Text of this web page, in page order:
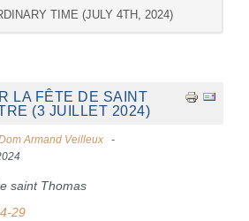
TIME (JULY 4TH, 2024)
LA FÊTE DE SAINT
(3 JUILLET 2024)
Armand Veilleux
saint Thomas
29